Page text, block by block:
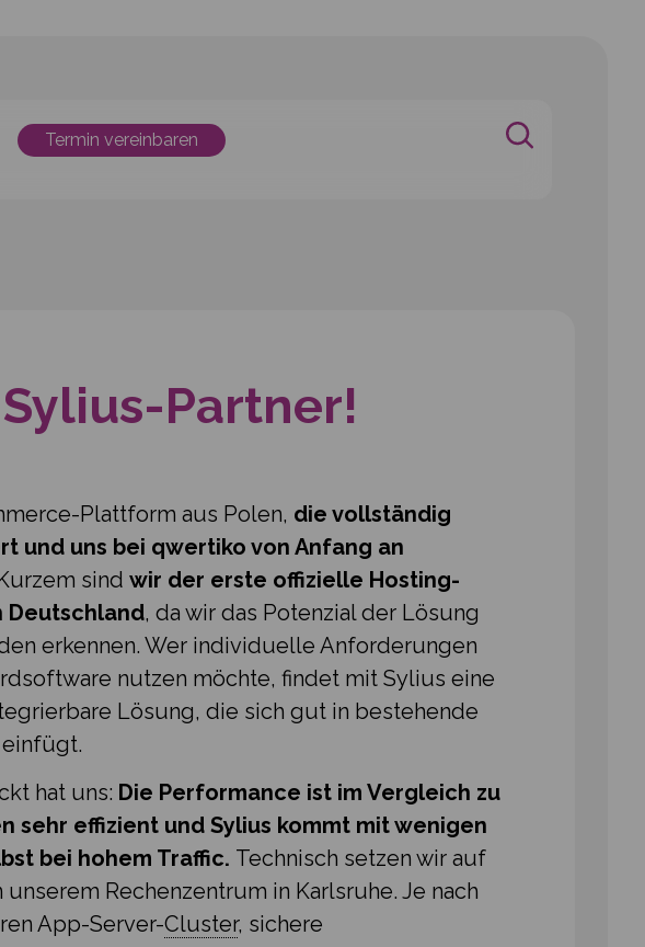
Termin vereinbaren
Partner!
Plattform aus Polen, die vollständig
und uns bei qwertiko von Anfang an
sindwir der erste offizielle Hosting-
Deutschland, da wir das Potenzial der Lösung
erkennen. Wer individuelle Anforderungen
nutzen möchte, findet mit Sylius eine
Lösung, die sich gut in bestehende
hat uns: Die Performance ist im Vergleich zu
sehr effizient und Sylius kommt mit wenigen
bei hohem Traffic. Technisch setzen wir auf
Rechenzentrum in Karlsruhe. Je nach
App-Server⁠-⁠Cluster, sichere